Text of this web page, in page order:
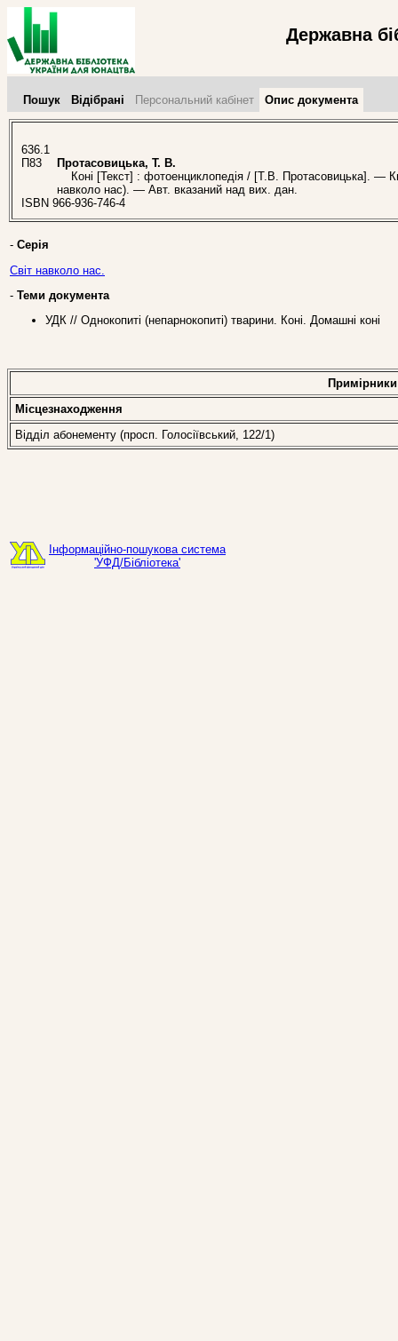
Державна
Пошук Відібрані Персональний кабінет Опис документа
636.1
П83
Протасовицька, Т. В.
Коні [Текст] : фотоенциклопедія / [Т.В. Протасовицька]. —
навколо нас). — Авт. вказаний над вих. дан.
ISBN 966-936-746-4
- Серія
Світ навколо нас.
- Теми документа
УДК // Однокопиті (непарнокопиті) тварини. Коні. Домашні коні
Примірники
Місцезнаходження
Відділ абонементу (просп. Голосіївський, 122/1)
Інформаційно-пошукова система
'УФД/Бібліотека'